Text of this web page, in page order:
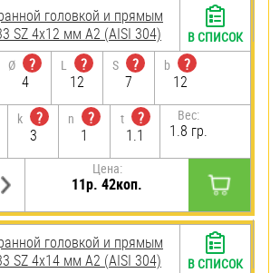
головкой и прямым
SZ 4х12 мм А2 (AISI 304)
Ø
?
4
L
?
12
S
?
7
b
?
12
k
?
3
n
?
1
t
?
1.1
Вес:
1.8 гр.
Цена:
11р. 42коп.
В СПИСОК
головкой и прямым
SZ 4х14 мм А2 (AISI 304)
В СПИСОК